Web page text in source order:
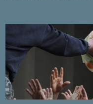
Ζέρβα με την πορεία τους
τελικό επί της
δυσάρεστα...